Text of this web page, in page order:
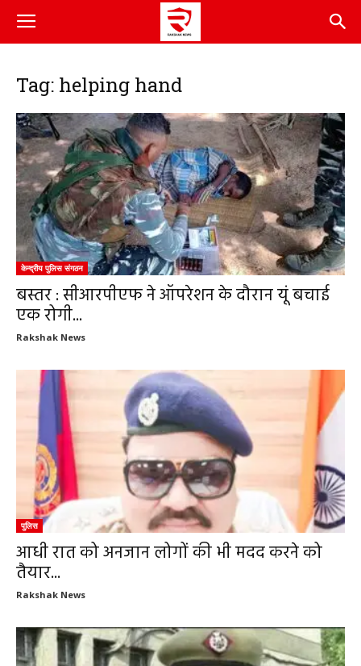
Tag: helping hand
केन्द्रीय पुलिस संगठन
बस्तर : सीआरपीएफ ने ऑपरेशन के दौरान यूं बचाई
एक रोगी...
Rakshak News
पुलिस
आधी रात को अनजान लोगों की भी मदद करने को
तैयार...
Rakshak News